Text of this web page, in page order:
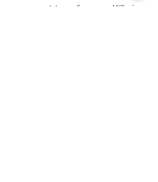
nove portate diverse. Utilizziamo